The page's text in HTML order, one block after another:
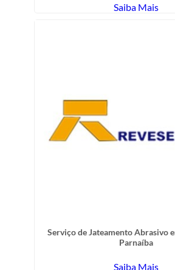
Saiba Mais
Serviço de Jateamento Abrasivo
Parnaíba
Saiba Mais